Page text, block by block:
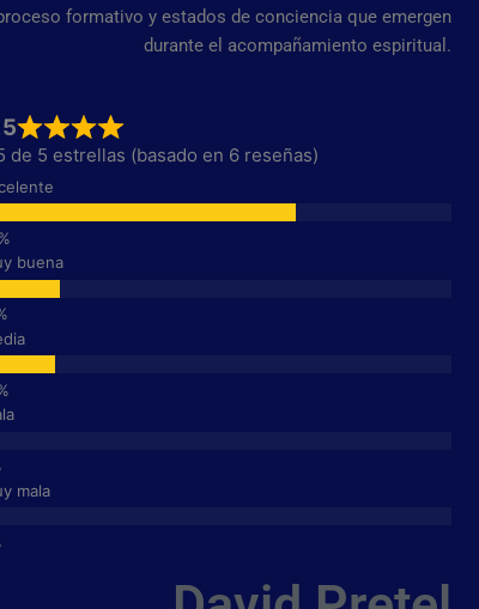
formativo y estados de conciencia que emergen
durante el acompañamiento espiritual.
de 5 estrellas (basado en 6 reseñas)
buena
mala